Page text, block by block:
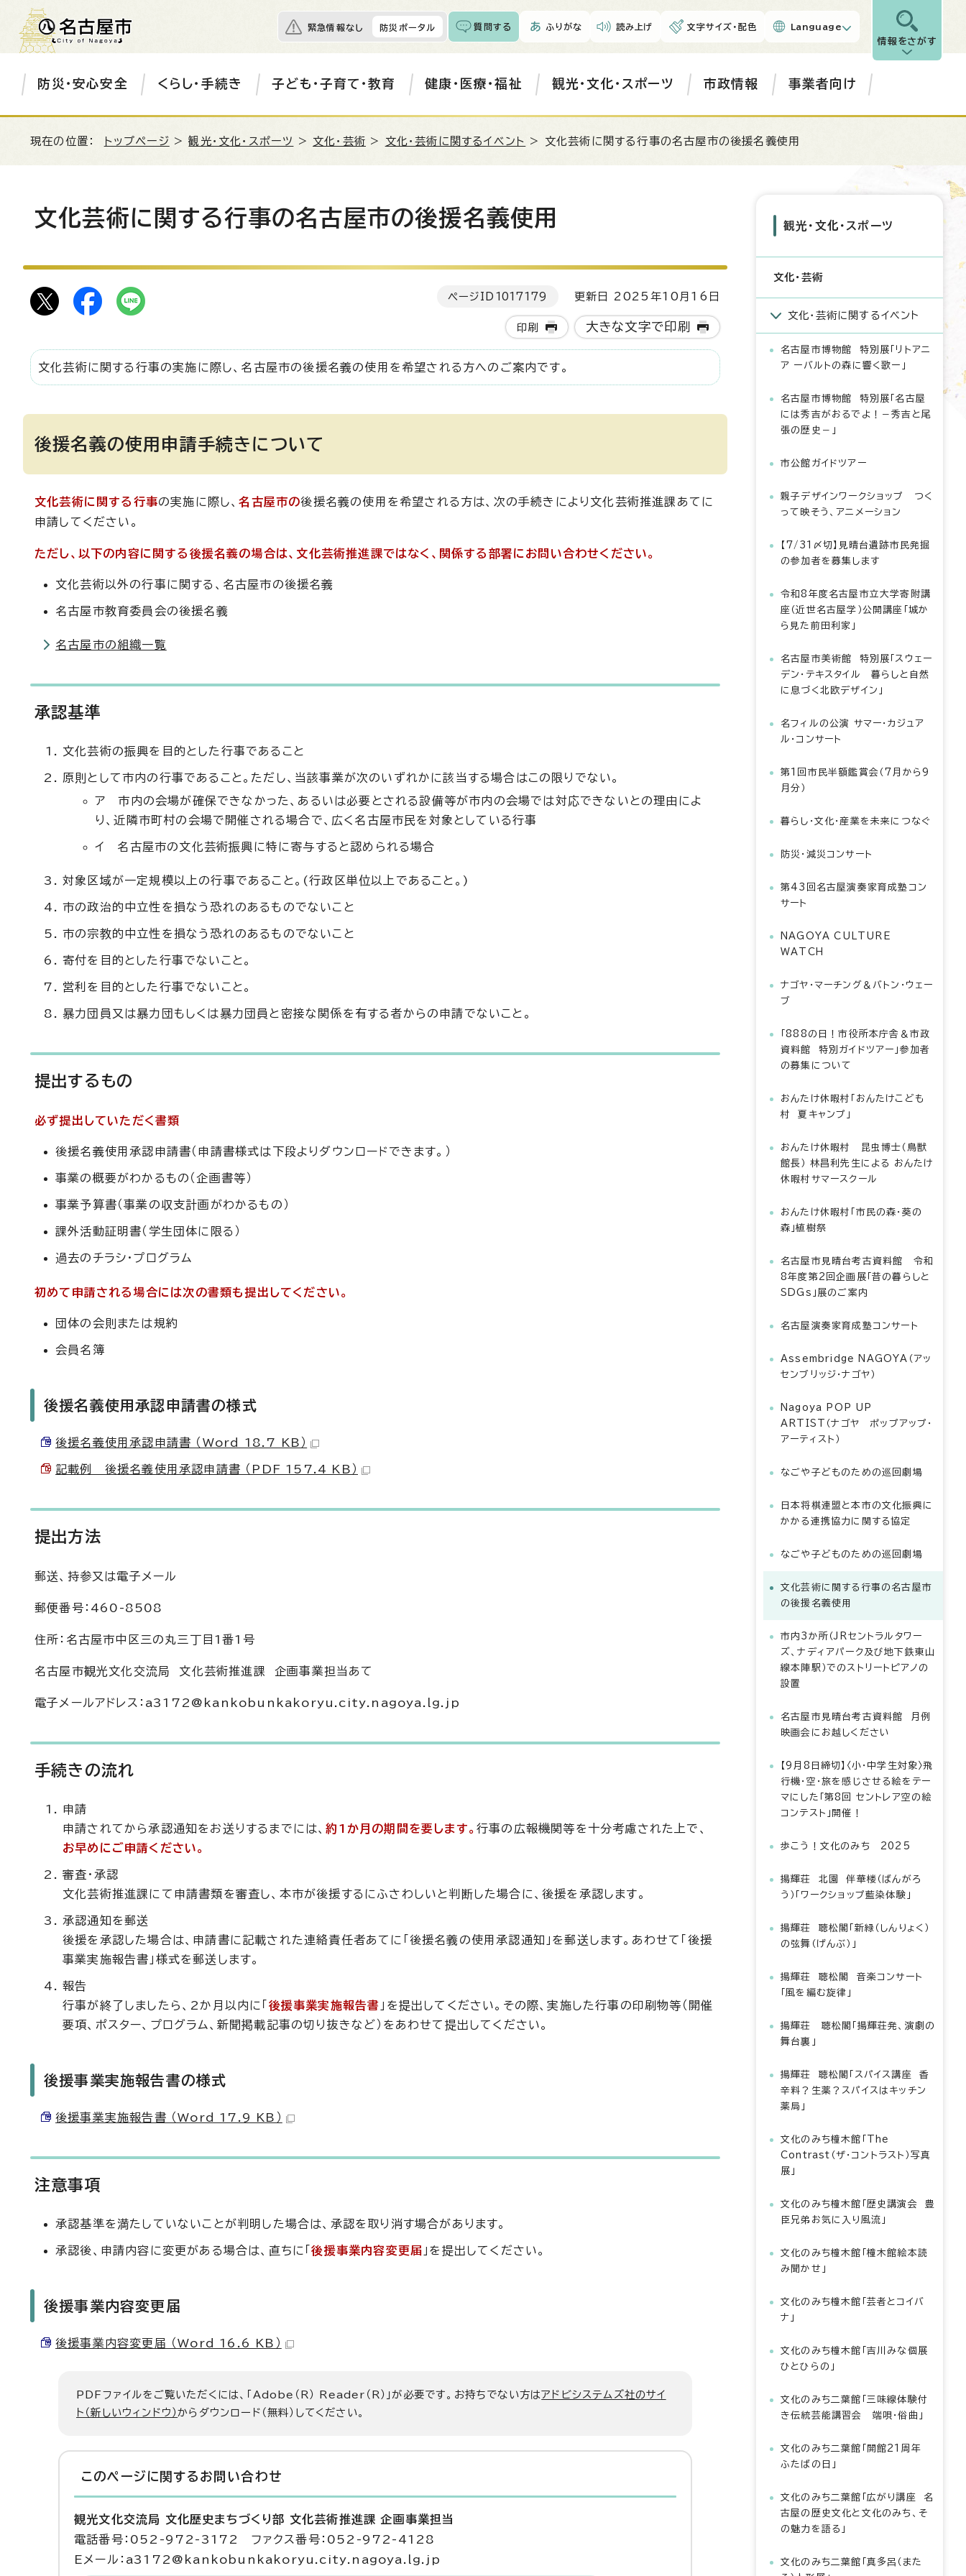
緊急情報なし 防災ポータル 質問する ふりがな 読み上げ 文字サイズ・配色 Language
情報をさがす
防災・安心安全 くらし・手続き 子ども・子育て・教育 健康・医療・福祉 観光・文化・スポーツ 市政情報 事業者向け
現在の位置： トップページ >観光・文化・スポーツ > 文化・芸術 > 文化・芸術に関するイベント > 文化芸術に関する行事の名古屋市の後援名義使用
文化芸術に関する行事の名古屋市の後援名義使用
ページID 1017179 更新日 2025年10月16日
印刷 大きな文字で印刷
文化芸術に関する行事の実施に際し、名古屋市の後援名義の使用を希望される方へのご案内です。
後援名義の使用申請手続きについて
文化芸術に関する行事の実施に際し、名古屋市の後援名義の使用を希望される方は、次の手続きにより文化芸術推進課あてに
申請してください。
ただし、以下の内容に関する後援名義の場合は、文化芸術推進課ではなく、関係する部署にお問い合わせください。
文化芸術以外の行事に関する、名古屋市の後援名義
名古屋市教育委員会の後援名義
名古屋市の組織一覧
承認基準
文化芸術の振興を目的とした行事であること
原則として市内の行事であること。ただし、当該事業が次のいずれかに該当する場合はこの限りでない。
ア 市内の会場が確保できなかった、あるいは必要とされる設備等が市内の会場では対応できないとの理由によ
り、近隣市町村の会場で開催される場合で、広く名古屋市民を対象としている行事
イ 名古屋市の文化芸術振興に特に寄与すると認められる場合
対象区域が一定規模以上の行事であること。(行政区単位以上であること。)
市の政治的中立性を損なう恐れのあるものでないこと
市の宗教的中立性を損なう恐れのあるものでないこと
寄付を目的とした行事でないこと。
営利を目的とした行事でないこと。
暴力団員又は暴力団もしくは暴力団員と密接な関係を有する者からの申請でないこと。
提出するもの
必ず提出していただく書類
後援名義使用承認申請書（申請書様式は下段よりダウンロードできます。）
事業の概要がわかるもの（企画書等）
事業予算書（事業の収支計画がわかるもの）
課外活動証明書（学生団体に限る）
過去のチラシ・プログラム
初めて申請される場合には次の書類も提出してください。
団体の会則または規約
会員名簿
後援名義使用承認申請書の様式
後援名義使用承認申請書 （Word 18.7 KB）
記載例 後援名義使用承認申請書 （PDF 157.4 KB）
提出方法
郵送、持参又は電子メール
郵便番号：460-8508
住所：名古屋市中区三の丸三丁目1番1号
名古屋市観光文化交流局 文化芸術推進課 企画事業担当あて
電子メールアドレス：a3172@kankobunkakoryu.city.nagoya.lg.jp
手続きの流れ
申請
申請されてから承認通知をお送りするまでには、約1か月の期間を要します。行事の広報機関等を十分考慮された上で、
お早めにご申請ください。
審査・承認
文化芸術推進課にて申請書類を審査し、本市が後援するにふさわしいと判断した場合に、後援を承認します。
承認通知を郵送
後援を承認した場合は、申請書に記載された連絡責任者あてに「後援名義の使用承認通知」を郵送します。あわせて「後援
事業実施報告書」様式を郵送します。
報告
行事が終了しましたら、2か月以内に「 後援事業実施報告書 」を提出してください。その際、実施した行事の印刷物等（開催
要項、ポスター、プログラム、新聞掲載記事の切り抜きなど）をあわせて提出してください。
後援事業実施報告書の様式
後援事業実施報告書 （Word 17.9 KB）
注意事項
承認基準を満たしていないことが判明した場合は、承認を取り消す場合があります。
承認後、申請内容に変更がある場合は、直ちに「後援事業内容変更届 」を提出してください。
後援事業内容変更届
後援事業内容変更届 （Word 16.6 KB）
PDFファイルをご覧いただくには、「Adobe（R） Reader（R）」が必要です。お持ちでない方はアドビシステムズ社のサイ
ト（新しいウィンドウ）からダウンロード（無料）してください。
このページに関する お問い合わせ
観光文化交流局 文化歴史まちづくり部 文化芸術推進課 企画事業担当
電話番号：052-972-3172 ファクス番号：052-972-4128
Eメール：a3172@kankobunkakoryu.city.nagoya.lg.jp
観光・文化・スポーツ
文化・芸術
文化・芸術に関するイベント
名古屋市博物館 特別展「リトアニ
ア ーバルトの森に響く歌ー」
名古屋市博物館 特別展「名古屋
には秀吉がおるでよ！－秀吉と尾
張の歴史－」
市公館ガイドツアー
親子デザインワークショップ つく
って映そう、アニメーション
【7/31〆切】見晴台遺跡市民発掘
の参加者を募集します
令和8年度名古屋市立大学寄附講
座（近世名古屋学）公開講座「城か
ら見た前田利家」
名古屋市美術館 特別展「スウェー
デン・テキスタイル 暮らしと自然
に息づく北欧デザイン」
名フィルの公演 サマー・カジュア
ル・コンサート
第1回市民半額鑑賞会（7月から9
月分）
暮らし・文化・産業を未来につなぐ
防災・減災コンサート
第43回名古屋演奏家育成塾コン
サート
NAGOYA CULTURE
WATCH
ナゴヤ・マーチング＆バトン・ウェー
ブ
「888の日！市役所本庁舎＆市政
資料館 特別ガイドツアー」参加者
の募集について
おんたけ休暇村「おんたけこども
村 夏キャンプ」
おんたけ休暇村 昆虫博士（鳥獣
館長） 林昌利先生による おんたけ
休暇村サマースクール
おんたけ休暇村「市民の森・葵の
森」植樹祭
名古屋市見晴台考古資料館 令和
8年度第2回企画展「昔の暮らしと
SDGs」展のご案内
名古屋演奏家育成塾コンサート
Assembridge NAGOYA（アッ
センブリッジ・ナゴヤ）
Nagoya POP UP
ARTIST（ナゴヤ ポップアップ・
アーティスト）
なごや子どものための巡回劇場
日本将棋連盟と本市の文化振興に
かかる連携協力に関する協定
なごや子どものための巡回劇場
文化芸術に関する行事の名古屋市
の後援名義使用
市内3か所（JRセントラルタワー
ズ、ナディアパーク及び地下鉄東山
線本陣駅）でのストリートピアノの
設置
名古屋市見晴台考古資料館 月例
映画会にお越しください
【9月8日締切】〈小・中学生対象〉飛
行機・空・旅を感じさせる絵をテー
マにした「第8回 セントレア空の絵
コンテスト」開催！
歩こう！文化のみち 2025
揚輝荘 北園 伴華楼（ばんがろ
う）「ワークショップ藍染体験」
揚輝荘 聴松閣「新緑（しんりょく）
の弦舞（げんぶ）」
揚輝荘 聴松閣 音楽コンサート
「風を編む旋律」
揚輝荘 聴松閣「揚輝荘発、演劇の
舞台裏」
揚輝荘 聴松閣「スパイス講座 香
辛料？生薬？スパイスはキッチン
薬局」
文化のみち橦木館「The
Contrast（ザ・コントラスト）写真
展」
文化のみち橦木館「歴史講演会 豊
臣兄弟お気に入り風流」
文化のみち橦木館「橦木館絵本読
み聞かせ」
文化のみち橦木館「芸者とコイバ
ナ」
文化のみち橦木館「吉川みな個展
ひとひらの」
文化のみち二葉館「三味線体験付
き伝統芸能講習会 端唄・俗曲」
文化のみち二葉館「開館21周年
ふたばの日」
文化のみち二葉館「広がり講座 名
古屋の歴史文化と文化のみち、そ
の魅力を語る」
文化のみち二葉館「真多呂（また